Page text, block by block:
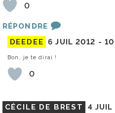
0
RÉPONDRE
DEEDEE 6 JUIL 2012 -
Bon, je te dirai !
0
CÉCILE DE BREST 4